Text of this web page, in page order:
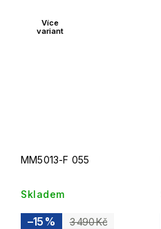
Více
variant
MM5013-F 055
Skladem
3 490 Kč
–15 %